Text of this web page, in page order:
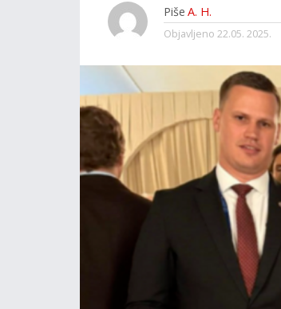
Piše A. H.
Objavljeno 22.05. 2025.